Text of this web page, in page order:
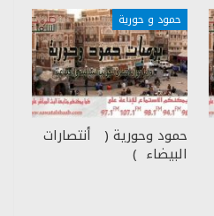
حمود و حورية
حمود وحورية ( أنتصارات
البيضاء )